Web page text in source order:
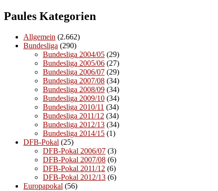
Paules Kategorien
Allgemein (2.662)
Bundesliga (290)
Bundesliga 2004/05 (29)
Bundesliga 2005/06 (27)
Bundesliga 2006/07 (29)
Bundesliga 2007/08 (34)
Bundesliga 2008/09 (34)
Bundesliga 2009/10 (34)
Bundesliga 2010/11 (34)
Bundesliga 2011/12 (34)
Bundesliga 2012/13 (34)
Bundesliga 2014/15 (1)
DFB-Pokal (25)
DFB-Pokal 2006/07 (3)
DFB-Pokal 2007/08 (6)
DFB-Pokal 2011/12 (6)
DFB-Pokal 2012/13 (6)
Europapokal (56)